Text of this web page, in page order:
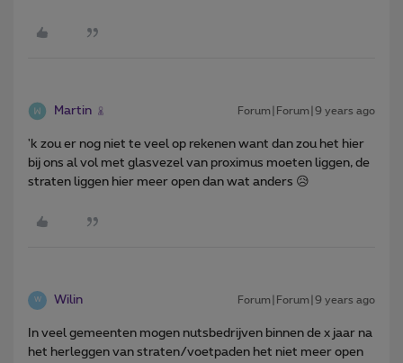
Martin Forum|Forum|9 years ago
'k zou er nog niet te veel op rekenen want dan zou het hier
bij ons al vol met glasvezel van proximus moeten liggen, de
straten liggen hier meer open dan wat anders 😥
W Wilin Forum|Forum|9 years ago
In veel gemeenten mogen nutsbedrijven binnen de x jaar na
het herleggen van straten/voetpaden het niet meer open